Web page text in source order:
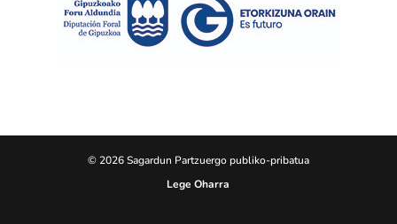
© 2026 Sagardun Partzuergo publiko-pribatua
Lege Oharra